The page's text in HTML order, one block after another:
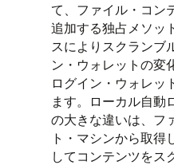
て、ファイル・コン
追加する独占メソッ
スによりスクランブ
ン・ウォレットの変
ログイン・ウォレッ
ます。ローカル自動
の大きな違いは、フ
ト・マシンから取得
してコンテンツをス